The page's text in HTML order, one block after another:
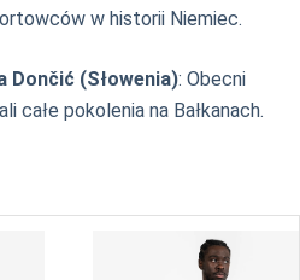
w historii Niemiec.
Dončić (Słowenia): Obecni
całe pokolenia na Bałkanach.